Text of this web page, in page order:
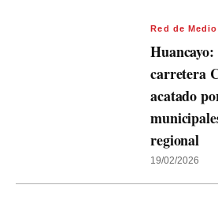
Red de
carretera
acatado
regional
19/02/2026